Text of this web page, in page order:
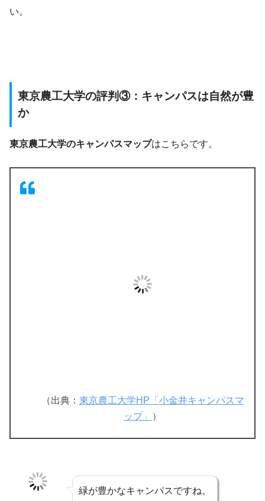
い。
東京農工大学の評判③：キャンパスは自然が豊
か
東京農工大学のキャンパスマップはこちらです。
（出典： 東京農工大学HP「小金井キャンパスマ
ップ」
）
緑が豊かなキャンパスですね。